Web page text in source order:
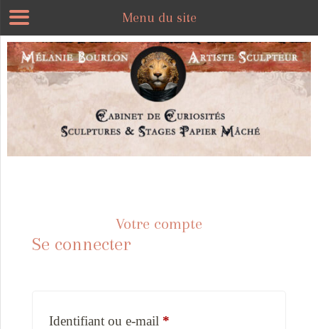
Votre compte
Se connecter
Identifiant ou e-mail *Obligatoire
Menu du site